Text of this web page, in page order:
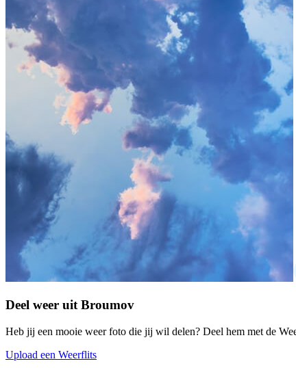
Deel weer uit Broumov
Heb jij een mooie weer foto die jij wil delen? Deel hem met de
Upload een Weerflits